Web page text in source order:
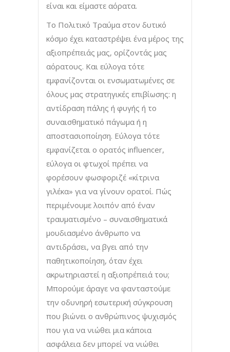
είναι και είμαστε αόρατα.
Το Πολιτικό Τραύμα στον δυτικό
κόσμο έχει καταστρέψει ένα μέρος της
αξιοπρέπειάς μας, ορίζοντάς μας
αόρατους. Και εύλογα τότε
εμφανίζονται οι ενσωματωμένες σε
όλους μας στρατηγικές επιβίωσης: η
αντίδραση πάλης ή φυγής ή το
συναισθηματικό πάγωμα ή η
αποστασιοποίηση. Εύλογα τότε
εμφανίζεται ο ορατός influencer,
εύλογα οι φτωχοί πρέπει να
φορέσουν φωσφοριζέ «κίτρινα
γιλέκα» για να γίνουν ορατοί. Πώς
περιμένουμε λοιπόν από έναν
τραυματισμένο – συναισθηματικά
μουδιασμένο άνθρωπο να
αντιδράσει, να βγει από την
παθητικοποίηση, όταν έχει
ακρωτηριαστεί η αξιοπρέπειά του;
Μπορούμε άραγε να φανταστούμε
την οδυνηρή εσωτερική σύγκρουση
που βιώνει ο ανθρώπινος ψυχισμός
που για να νιώθει μια κάποια
ασφάλεια δεν μπορεί να νιώθει